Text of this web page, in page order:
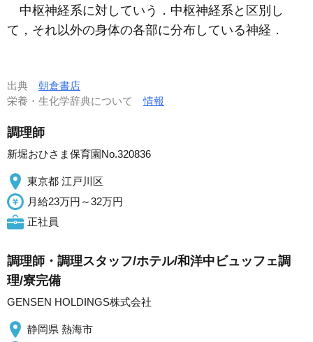
中枢神経系に対していう．中枢神経系と区別し
て，それ以外の身体の各部に分布している神経．
出典 朝倉書店
栄養・生化学辞典について情報
調理師
新堀おひさま保育園No.320836
東京都 江戸川区
月給23万円～32万円
正社員
調理師・調理スタッフ/ホテル/和洋中ビュッフェ調
理/寮完備
GENSEN HOLDINGS株式会社
静岡県 熱海市